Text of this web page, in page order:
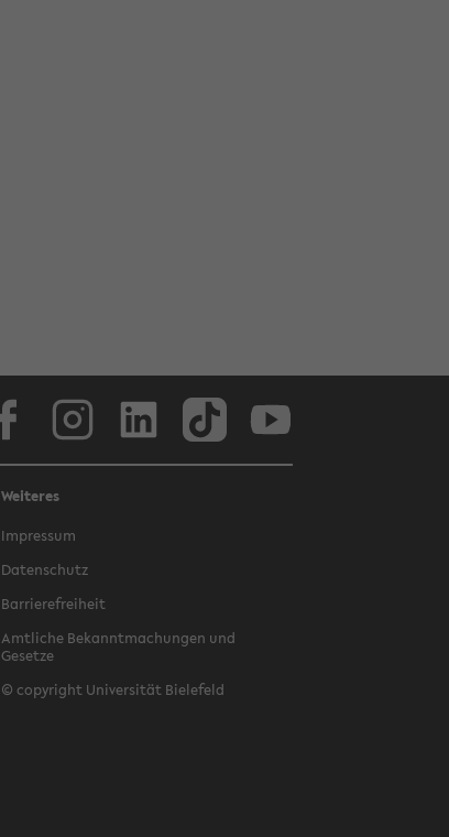
Weiteres
Impressum
Datenschutz
Barrierefreiheit
Amtliche Bekanntmachungen und
Gesetze
© copyright Universität Bielefeld